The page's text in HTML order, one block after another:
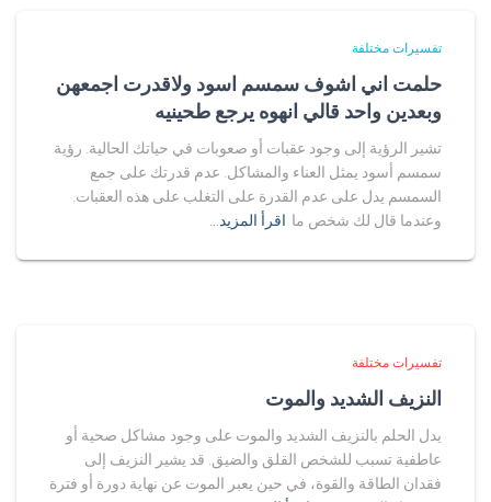
تفسيرات مختلفة
حلمت اني اشوف سمسم اسود ولاقدرت اجمعهن
وبعدين واحد قالي انهوه يرجع طحينيه
تشير الرؤية إلى وجود عقبات أو صعوبات في حياتك الحالية. رؤية
سمسم أسود يمثل العناء والمشاكل. عدم قدرتك على جمع
السمسم يدل على عدم القدرة على التغلب على هذه العقبات.
وعندما قال لك شخص ما اقرأ المزيد…
تفسيرات مختلفة
النزيف الشديد والموت
يدل الحلم بالنزيف الشديد والموت على وجود مشاكل صحية أو
عاطفية تسبب للشخص القلق والضيق. قد يشير النزيف إلى
فقدان الطاقة والقوة، في حين يعبر الموت عن نهاية دورة أو فترة